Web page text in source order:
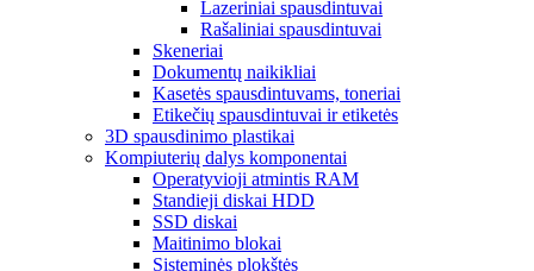
Lazeriniai spausdintuvai
Rašaliniai spausdintuvai
Skeneriai
Dokumentų naikikliai
Kasetės spausdintuvams, toneriai
Etikečių spausdintuvai ir etiketės
3D spausdinimo plastikai
Kompiuterių dalys komponentai
Operatyvioji atmintis RAM
Standieji diskai HDD
SSD diskai
Maitinimo blokai
Sisteminės plokštės